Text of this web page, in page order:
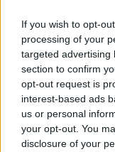
If you wish to opt-
processing of your
targeted advertising
section to confirm
opt-out request is
interest-based ads
us or personal
your opt-out. You
disclosure of your
Semmelweis
Központjának, ki
rendszer
Predicting
Potsic staging
systematic
anyagot most
Oto-Rhino-